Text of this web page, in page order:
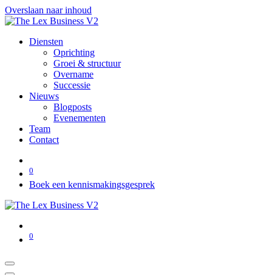
Overslaan naar inhoud
Diensten
Oprichting
Groei & structuur
Overname
Successie
Nieuws
Blogposts
Evenementen
Team
Contact
0
Boek een kennismakingsgesprek
0